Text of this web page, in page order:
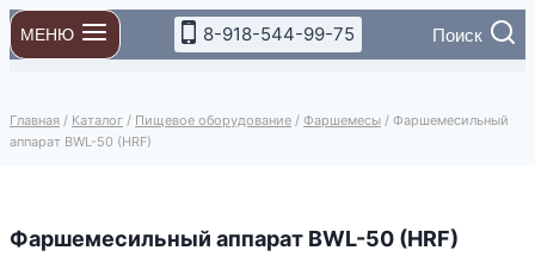
Перейти
к
содержимому
МЕНЮ 8-918-544-99-75 Поиск
Главная / Каталог / Пищевое оборудование / Фаршемесы / Фаршемесильный
аппарат BWL-50 (HRF)
Фаршемесильный аппарат BWL-50 (HRF)